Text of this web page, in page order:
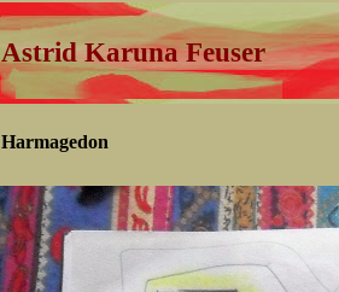
Astrid Karuna Feuser
Harmagedon